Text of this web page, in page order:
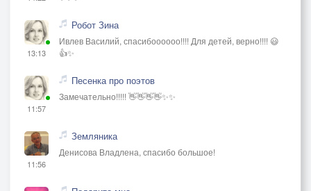
13:13
Робот Зина
Ивлев Василий, спасибоооооо!!!! Для детей, верно!!!! 😃
👍✨
11:57
Песенка про поэтов
Замечательно!!!!! 👋👋👋👋✨✨
11:56
Земляника
Денисова Владлена, спасибо большое!